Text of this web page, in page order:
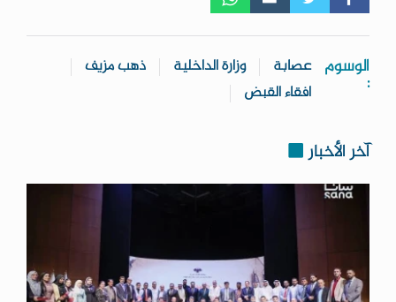
الوسوم
:
عصابة وزارة الداخلية
ذهب مزيف
افقاء القبض
آخر الأخبار